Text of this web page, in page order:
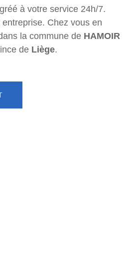
à votre service 24h/7.
Chez vous en
la commune de HAMOIR
de Liège.